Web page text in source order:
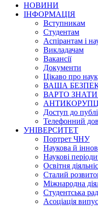
НОВИНИ
ІНФОРМАЦІЯ
Вступникам
Студентам
Аспірантам і
Викладачам
Вакансії
Документи
Цікаво про
ВАША
ВАРТО
Доступ до
Телефонний
УНІВЕРСИТЕТ
Портрет ЧНУ
Наукова й
Наукові
Освітня
Сталий
Міжнародна
Студентська
Асоціація